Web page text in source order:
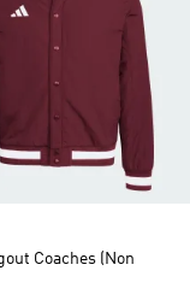
Coaches (Non